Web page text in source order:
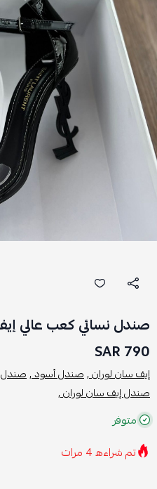
صندل نسائي كعب عالي
790 SAR
إيف سان لوران ,صندل أسود ,صندل
صندل إيف سان لوران ,
متوفر
تم شراءه4 مرات